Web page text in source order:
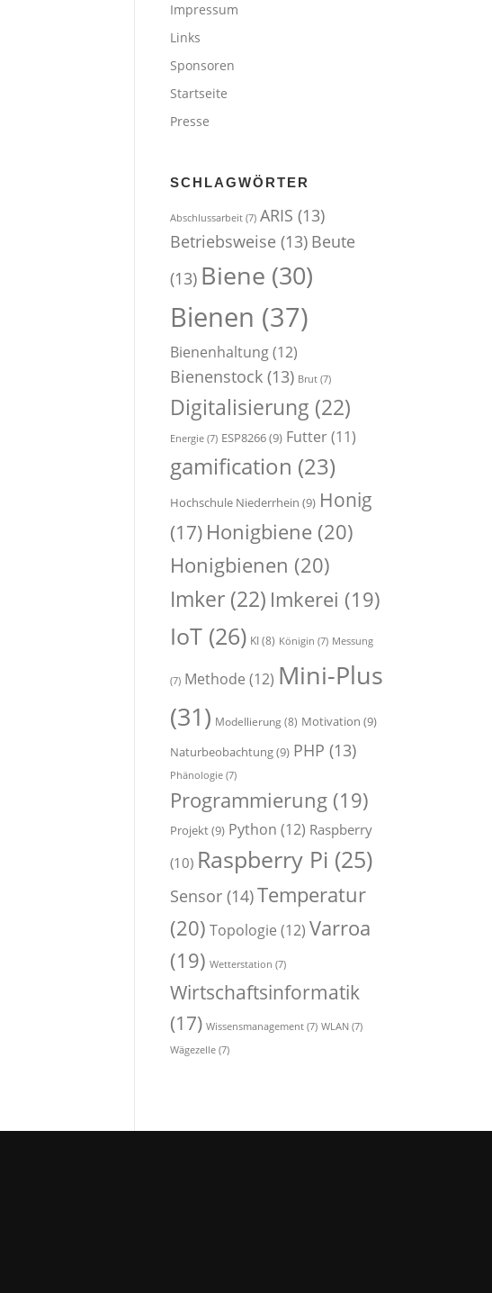
Impressum
Links
Sponsoren
Startseite
Presse
SCHLAGWÖRTER
Abschlussarbeit (7) ARIS (13)
Betriebsweise (13) Beute
(13) Biene (30)
Bienen (37)
Bienenhaltung(12)
Bienenstock (13) Brut (7)
Digitalisierung (22)
Energie (7) ESP8266(9) Futter(11)
gamification (23)
Hochschule Niederrhein (9) Honig
(17) Honigbiene (20)
Honigbienen (20)
Imker (22) Imkerei (19)
IoT (26) KI(8) Königin (7) Messung
(7) Methode (12) Mini-Plus
(31) Modellierung(8) Motivation (9)
Naturbeobachtung(9) PHP (13)
Phänologie (7)
Programmierung (19)
Projekt(9) Python (12) Raspberry
(10) Raspberry Pi (25)
Sensor (14)Temperatur
(20) Topologie (12) Varroa
(19) Wetterstation (7)
Wirtschaftsinformatik
(17) Wissensmanagement (7) WLAN (7)
Wägezelle (7)